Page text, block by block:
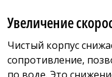
Увеличение
Чистый корпус
сопротивление,